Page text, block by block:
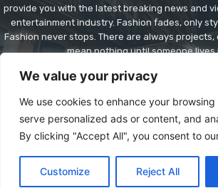
We value your privacy
We use cookies to enhance your
serve personalized ads or content, and
By clicking "Accept All", you consent to
Customize Reject All
provide you with the latest breaking news and
entertainment industry. Fashion fades, only
Fashion never stops. There are always
mean nothing until someone lives
Contact us:
© Copyright - Newspaper WordPress Theme by